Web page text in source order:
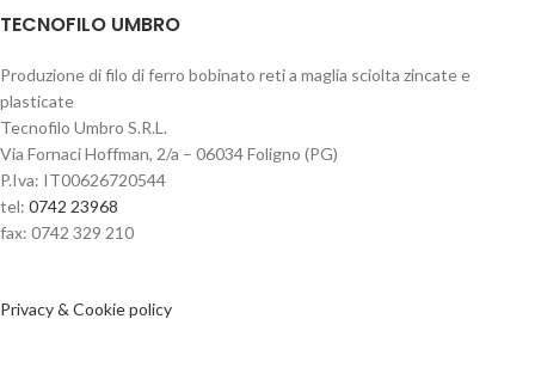
TECNOFILO UMBRO
Produzione di filo di ferro bobinato reti a maglia sciolta zincate e
plasticate
Tecnofilo Umbro S.R.L.
Via Fornaci Hoffman, 2/a – 06034 Foligno (PG)
P.Iva: IT00626720544
tel: 0742 23968
fax: 0742 329 210
Privacy & Cookie policy